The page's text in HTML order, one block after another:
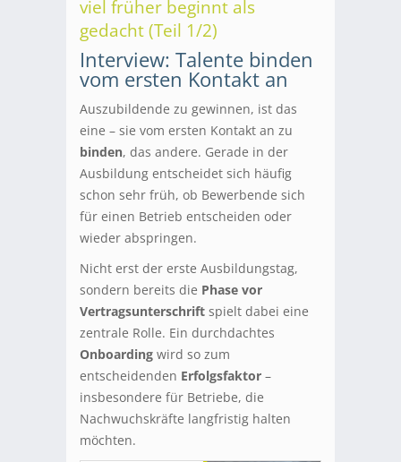
viel früher beginnt als
gedacht (Teil 1/2)
Interview: Talente binden
vom ersten Kontakt an
Auszubildende zu gewinnen, ist das
eine – sie vom ersten Kontakt an zu
binden, das andere. Gerade in der
Ausbildung entscheidet sich häufig
schon sehr früh, ob Bewerbende sich
für einen Betrieb entscheiden oder
wieder abspringen.
Nicht erst der erste Ausbildungstag,
sondern bereits die Phase vor
Vertragsunterschrift spielt dabei eine
zentrale Rolle. Ein durchdachtes
Onboarding wird so zum
entscheidenden Erfolgsfaktor –
insbesondere für Betriebe, die
Nachwuchskräfte langfristig halten
möchten.